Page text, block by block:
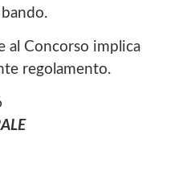
al Concorso implica
regolamento.